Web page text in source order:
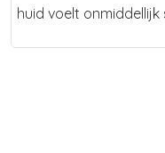
huid voelt